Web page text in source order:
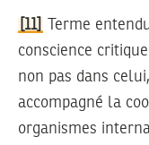
[11]
Terme
conscience
non pas dans
accompagné la
organismes